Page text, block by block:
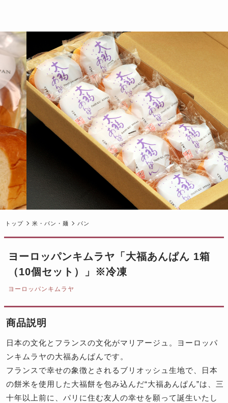
トップ 米・パン・麺 パン
ヨーロッパンキムラヤ「大福あんぱん 1箱
（10個セット）」※冷凍
ヨーロッパンキムラヤ
商品説明
日本の文化とフランスの文化がマリアージュ。ヨーロッパ
ンキムラヤの大福あんぱんです。
フランスで幸せの象徴とされるブリオッシュ生地で、日本
の餅米を使用した大福餅を包み込んだ“大福あんぱん”は、三
十年以上前に、パリに住む友人の幸せを願って誕生いたし